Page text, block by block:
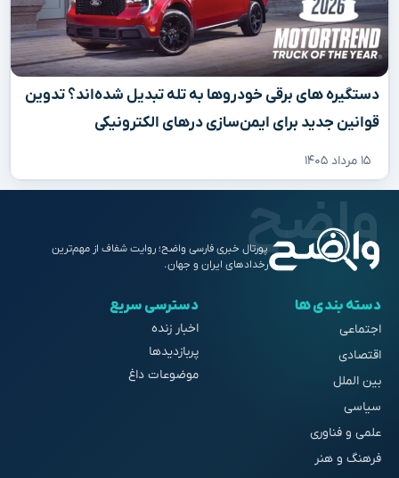
دستگیره‌ های برقی خودروها به تله تبدیل شده‌اند؟ تدوین
قوانین جدید برای ایمن‌سازی درهای الکترونیکی
۱۵ مرداد ۱۴۰۵
پورتال خبری فارسی واضح؛ روایت شفاف از مهم‌ترین
رخدادهای ایران و جهان.
دسته بندی ها
اجتماعی
اقتصادی
بین الملل
سیاسی
علمی و فناوری
فرهنگ و هنر
دسترسی سریع
اخبار زنده
پربازدیدها
موضوعات داغ